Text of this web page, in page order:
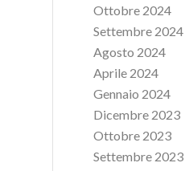
Ottobre 2024
Settembre 2024
Agosto 2024
Aprile 2024
Gennaio 2024
Dicembre 2023
Ottobre 2023
Settembre 2023